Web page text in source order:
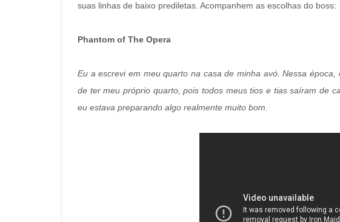
suas linhas de baixo prediletas. Acompanhem as escolhas do boss:
Phantom of The Opera
Eu a escrevi em meu quarto na casa de minha avó. Nessa
de ter meu próprio quarto, pois todos meus tios e tias saíram de
eu estava preparando algo realmente muito bom.